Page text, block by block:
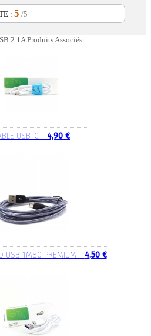
: 5 /5
2.1A Produits Associés
USB-C - 4,90 €
USB 1M80 PREMIUM - 4,50 €